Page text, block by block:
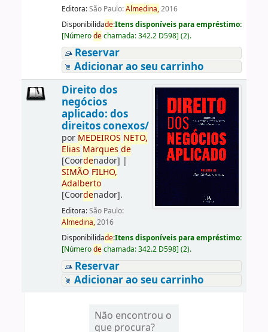
Editora:São Paulo:Almedina,2016
Disponibilidade:Itens disponíveis para empréstimo:
[Númerodechamada:342.2 D598] (2).
Reservar
Adicionar ao seu carrinho
Direito dos
negócios
aplicado: dos
direitos conexos/
por MEDEIROS NETO,
Elias Marques de
[Coordenador] |
SIMÃO FILHO,
Adalberto
[Coordenador].
Editora:São Paulo:
Almedina,2016
Disponibilidade:Itens disponíveis para empréstimo:
[Númerodechamada:342.2 D598] (2).
Reservar
Adicionar ao seu carrinho
Não encontrou o
que procura?